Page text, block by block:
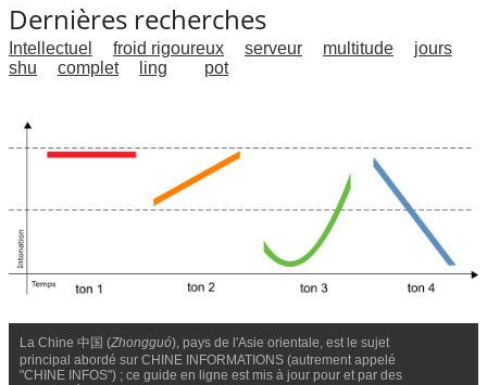
Dernières recherches
Intellectuel froid rigoureux serveur multitude
jours
shu
complet ling pot
La Chine 中国 (Zhongguó), pays de l'Asie orientale, est le sujet
principal abordé sur CHINE INFORMATIONS (autrement appelé
"CHINE INFOS") ; ce guide en ligne est mis à jour pour et par des